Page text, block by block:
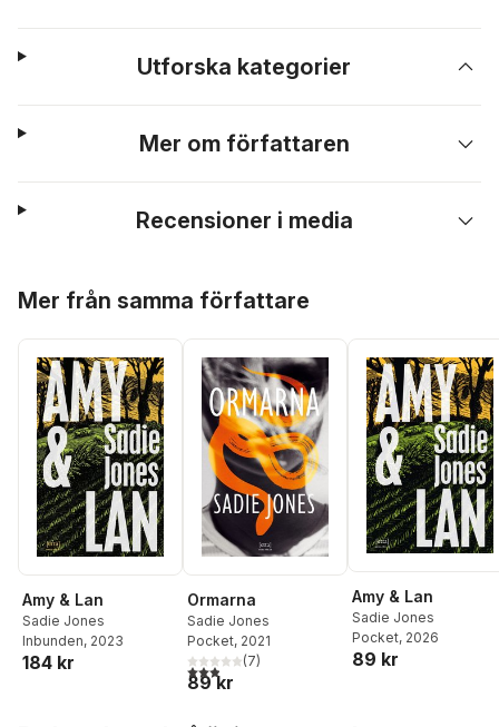
Utforska kategorier
Mer om författaren
Recensioner i media
Mer från samma författare
Amy & Lan
Sadie Jones
Inbunden, 2023
184 kr
Ormarna
Sadie Jones
Pocket, 2021
2,9utav 5 stjärnor. Totalt antal röster:
(7)
89 kr
Amy & Lan
Sadie Jones
Pocket, 2026
89 kr